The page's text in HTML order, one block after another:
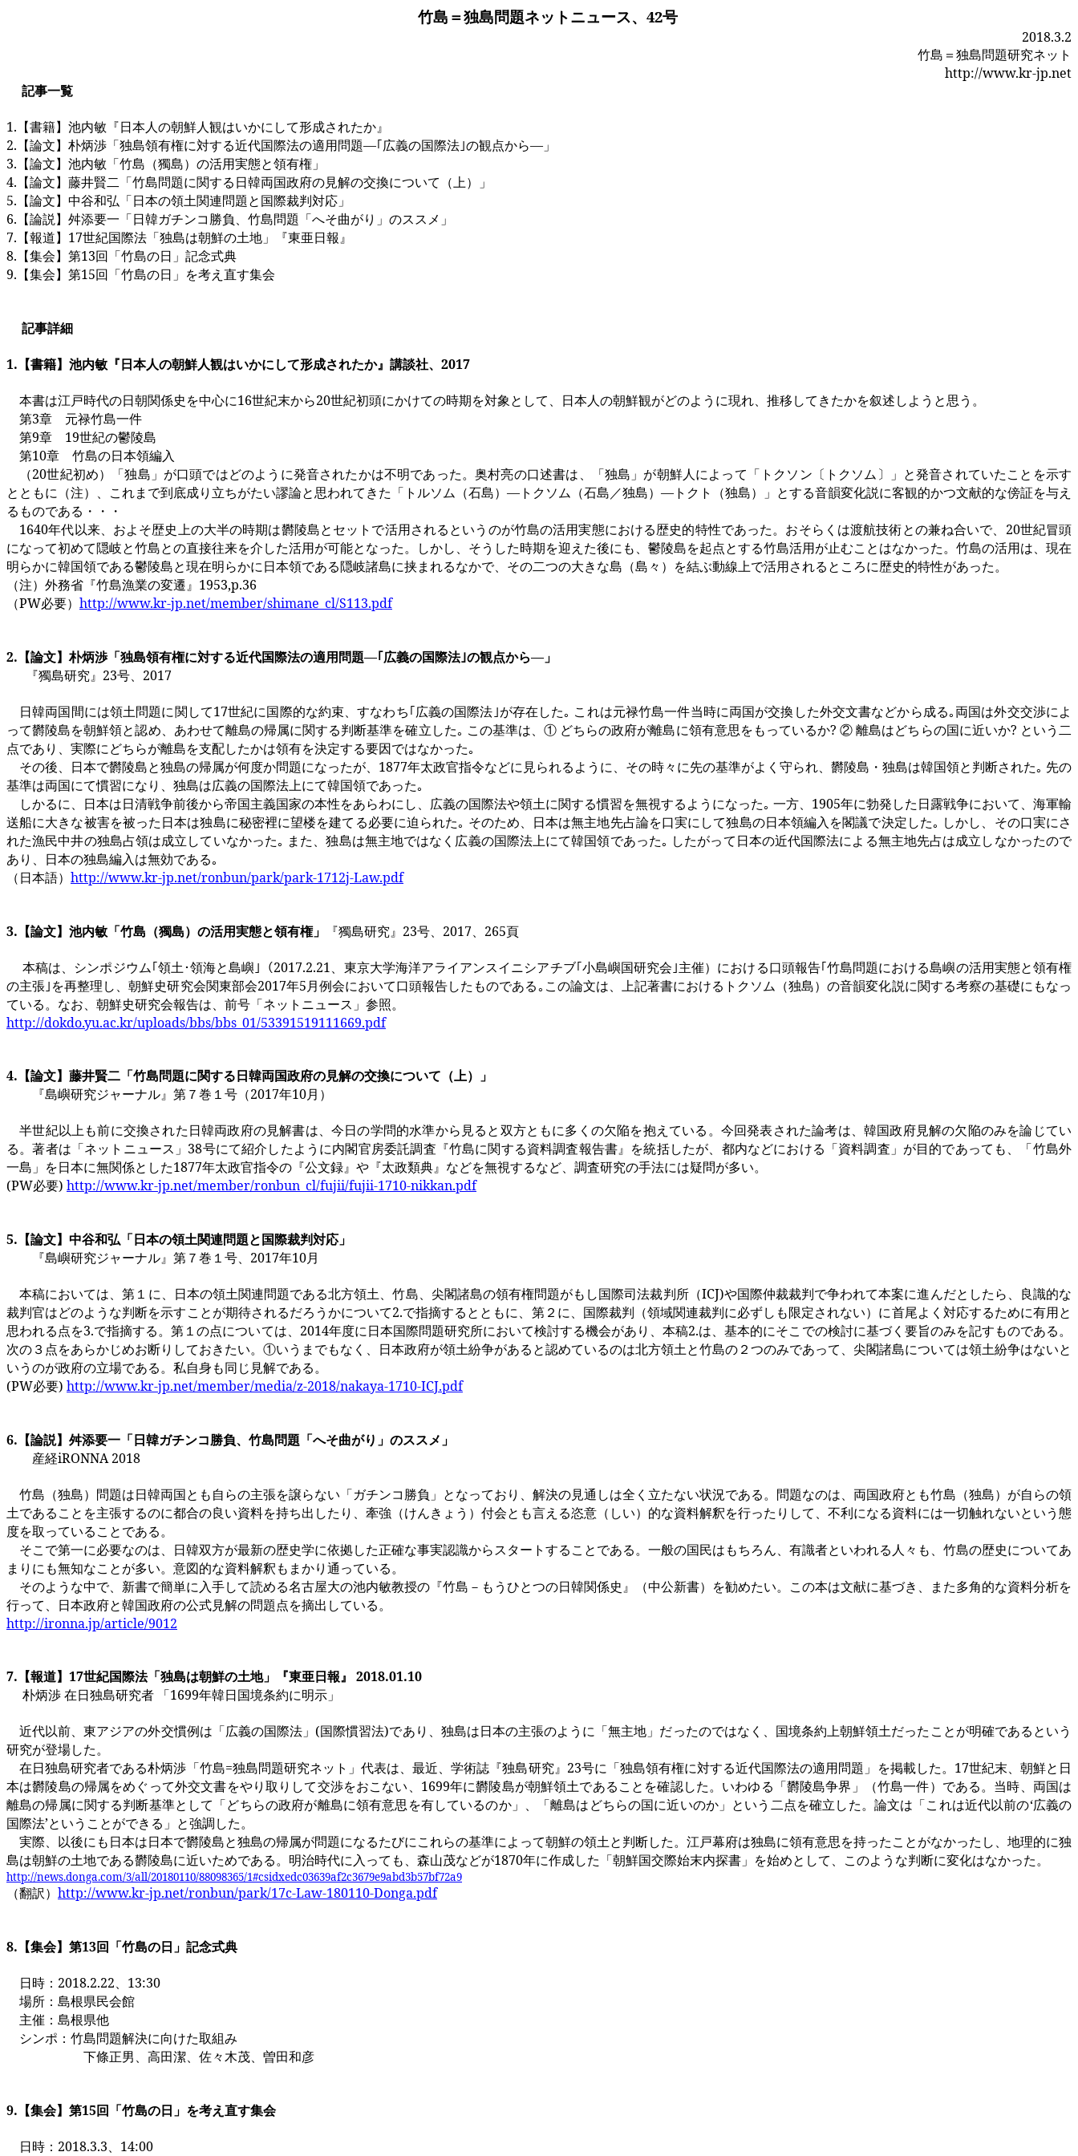
竹島＝独島問題ネットニュース、42号
2018.3.2
竹島＝独島問題研究ネット
http://www.kr-jp.net
記事一覧
1. 【書籍】池内敏『日本人の朝鮮人観はいかにして形成されたか』
2. 【論文】朴炳渉「独島領有権に対する近代国際法の適用問題―｢広義の国際法｣の観点から―」
3. 【論文】池内敏「竹島（獨島）の活用実態と領有権」
4. 【論文】藤井賢二「竹島問題に関する日韓両国政府の見解の交換について（上）」
5. 【論文】中谷和弘「日本の領土関連問題と国際裁判対応」
6. 【論説】舛添要一「日韓ガチンコ勝負、竹島問題「へそ曲がり」のススメ」
7. 【報道】 17世紀国際法「独島は朝鮮の土地」『東亜日報』
8. 【集会】第13回「竹島の日」記念式典
9. 【集会】第15回「竹島の日」を考え直す集会
記事詳細
1. 【書籍】池内敏『日本人の朝鮮人観はいかにして形成されたか』講談社、 2017
本書は江戸時代の日朝関係史を中心に16世紀末から20世紀初頭にかけての時期を対象として、日本人の朝鮮観がどのように現れ、推移してきたかを叙述しようと思う。
第3章 元禄竹島一件
第9章 19世紀の鬱陵島
第10章 竹島の日本領編入
（20世紀初め）「独島」が口頭ではどのように発音されたかは不明であった。奥村亮の口述書は、「独島」が朝鮮人によって「トクソン〔トクソム〕」と発音されていたことを示す
とともに（注）、これまで到底成り立ちがたい謬論と思われてきた「トルソム（石島）―トクソム（石島／独島）―トクト（独島）」とする音韻変化説に客観的かつ文献的な傍証を与え
るものである・・・
1640年代以来、およそ歴史上の大半の時期は欝陵島とセットで活用されるというのが竹島の活用実態における歴史的特性であった。おそらくは渡航技術との兼ね合いで、 20世紀冒頭
になって初めて隠岐と竹島との直接往来を介した活用が可能となった。しかし、そうした時期を迎えた後にも、鬱陵島を起点とする竹島活用が止むことはなかった。竹島の活用は、現在
明らかに韓国領である鬱陵島と現在明らかに日本領である隠岐諸島に挟まれるなかで、その二つの大きな島（島々）を結ぶ動線上で活用されるところに歴史的特性があった。
（注）外務省『竹島漁業の変遷』 1953,p.36
（PW必要） http://www.kr-jp.net/member/shimane_cl/S113.pdf
2. 【論文】朴炳渉「独島領有権に対する近代国際法の適用問題―｢広義の国際法｣の観点から―」
『獨島研究』 23号、 2017
日韓両国間には領土問題に関して17世紀に国際的な約束、すなわち｢広義の国際法｣が存在した｡ これは元禄竹島一件当時に両国が交換した外交文書などから成る｡両国は外交交渉によ
って欝陵島を朝鮮領と認め、あわせて離島の帰属に関する判断基準を確立した｡ この基準は、① どちらの政府が離島に領有意思をもっているか?② 離島はどちらの国に近いか? という二
点であり、実際にどちらが離島を支配したかは領有を決定する要因ではなかった｡
その後、日本で欝陵島と独島の帰属が何度か問題になったが、 1877年太政官指令などに見られるように、その時々に先の基準がよく守られ、欝陵島・独島は韓国領と判断された｡ 先の
基準は両国にて慣習になり、独島は広義の国際法上にて韓国領であった｡
しかるに、日本は日清戦争前後から帝国主義国家の本性をあらわにし、広義の国際法や領土に関する慣習を無視するようになった｡ 一方、 1905年に勃発した日露戦争において、海軍輸
送船に大きな被害を被った日本は独島に秘密裡に望楼を建てる必要に迫られた｡ そのため、日本は無主地先占論を口実にして独島の日本領編入を閣議で決定した｡ しかし、その口実にさ
れた漁民中井の独島占領は成立していなかった｡ また、独島は無主地ではなく広義の国際法上にて韓国領であった｡ したがって日本の近代国際法による無主地先占は成立しなかったので
あり、日本の独島編入は無効である｡
（日本語） http://www.kr-jp.net/ronbun/park/park-1712j-Law.pdf
3. 【論文】池内敏「竹島（獨島）の活用実態と領有権」 『獨島研究』 23号、 2017、 265頁
本稿は、シンポジウム｢領土･領海と島嶼｣（2017.2.21、東京大学海洋アライアンスイニシアチブ｢小島嶼国研究会｣主催）における口頭報告｢竹島問題における島嶼の活用実態と領有権
の主張｣を再整理し、朝鮮史研究会関東部会2017年5月例会において口頭報告したものである｡この論文は、上記著書におけるトクソム（独島）の音韻変化説に関する考察の基礎にもなっ
ている。なお、朝鮮史研究会報告は、前号「ネットニュース」参照。
http://dokdo.yu.ac.kr/uploads/bbs/bbs_01/53391519111669.pdf
4. 【論文】藤井賢二「竹島問題に関する日韓両国政府の見解の交換について（上）」
『島嶼研究ジャーナル』第７巻１号（2017年10月）
半世紀以上も前に交換された日韓両政府の見解書は、今日の学問的水準から見ると双方ともに多くの欠陥を抱えている。今回発表された論考は、韓国政府見解の欠陥のみを論じてい
る。著者は「ネットニュース」 38号にて紹介したように内閣官房委託調査『竹島に関する資料調査報告書』を統括したが、都内などにおける「資料調査」が目的であっても、「竹島外
一島」を日本に無関係とした1877年太政官指令の『公文録』や『太政類典』などを無視するなど、調査研究の手法には疑問が多い。
(PW必要) http://www.kr-jp.net/member/ronbun_cl/fujii/fujii-1710-nikkan.pdf
5. 【論文】中谷和弘「日本の領土関連問題と国際裁判対応」
『島嶼研究ジャーナル』第７巻１号、 2017年10月
本稿においては、第１に、日本の領土関連問題である北方領土、竹島、尖閣諸島の領有権問題がもし国際司法裁判所（ICJ)や国際仲裁裁判で争われて本案に進んだとしたら、良識的な
裁判官はどのような判断を示すことが期待されるだろうかについて2.で指摘するとともに、第２に、国際裁判（領域関連裁判に必ずしも限定されない）に首尾よく対応するために有用と
思われる点を3.で指摘する。第１の点については、 2014年度に日本国際問題研究所において検討する機会があり、本稿2.は、基本的にそこでの検討に基づく要旨のみを記すものである。
次の３点をあらかじめお断りしておきたい。①いうまでもなく、日本政府が領土紛争があると認めているのは北方領土と竹島の２つのみであって、尖閣諸島については領土紛争はないと
いうのが政府の立場である。私自身も同じ見解である。
(PW必要) http://www.kr-jp.net/member/media/z-2018/nakaya-1710-ICJ.pdf
6. 【論説】舛添要一「日韓ガチンコ勝負、竹島問題「へそ曲がり」のススメ」
産経iRONNA2018
竹島（独島）問題は日韓両国とも自らの主張を譲らない「ガチンコ勝負」となっており、解決の見通しは全く立たない状況である。問題なのは、両国政府とも竹島（独島）が自らの領
土であることを主張するのに都合の良い資料を持ち出したり、牽強（けんきょう）付会とも言える恣意（しい）的な資料解釈を行ったりして、不利になる資料には一切触れないという態
度を取っていることである。
そこで第一に必要なのは、日韓双方が最新の歴史学に依拠した正確な事実認識からスタートすることである。一般の国民はもちろん、有識者といわれる人々も、竹島の歴史についてあ
まりにも無知なことが多い。意図的な資料解釈もまかり通っている。
そのような中で、新書で簡単に入手して読める名古屋大の池内敏教授の『竹島－もうひとつの日韓関係史』（中公新書）を勧めたい。この本は文献に基づき、また多角的な資料分析を
行って、日本政府と韓国政府の公式見解の問題点を摘出している。
http://ironna.jp/article/9012
7. 【報道】 17世紀国際法「独島は朝鮮の土地」『東亜日報』 2018.01.10
朴炳渉 在日独島研究者 「1699年韓日国境条約に明示」
近代以前、東アジアの外交慣例は「広義の国際法」 (国際慣習法)であり、独島は日本の主張のように「無主地」だったのではなく、国境条約上朝鮮領土だったことが明確であるという
研究が登場した。
在日独島研究者である朴炳渉「竹島=独島問題研究ネット」代表は、最近、学術誌『独島研究』 23号に「独島領有権に対する近代国際法の適用問題」を掲載した。 17世紀末、朝鮮と日
本は欝陵島の帰属をめぐって外交文書をやり取りして交渉をおこない、 1699年に欝陵島が朝鮮領土であることを確認した。いわゆる「欝陵島争界」（竹島一件）である。当時、両国は
離島の帰属に関する判断基準として「どちらの政府が離島に領有意思を有しているのか」、「離島はどちらの国に近いのか」という二点を確立した。論文は「これは近代以前の‘広義の
国際法’ということができる」と強調した。
実際、以後にも日本は日本で欝陵島と独島の帰属が問題になるたびにこれらの基準によって朝鮮の領土と判断した。江戸幕府は独島に領有意思を持ったことがなかったし、地理的に独
島は朝鮮の土地である欝陵島に近いためである。明治時代に入っても、森山茂などが1870年に作成した「朝鮮国交際始末内探書」を始めとして、このような判断に変化はなかった。
http://news.donga.com/3/all/20180110/88098365/1#csidxedc03639af2c3679e9abd3b57bf72a9
（翻訳） http://www.kr-jp.net/ronbun/park/17c-Law-180110-Donga.pdf
8. 【集会】第13回「竹島の日」記念式典
日時： 2018.2.22、 13:30
場所：島根県民会館
主催：島根県他
シンポ：竹島問題解決に向けた取組み
下條正男、高田潔、佐々木茂、曽田和彦
9. 【集会】第15回「竹島の日」を考え直す集会
日時： 2018.3.3、 14:00